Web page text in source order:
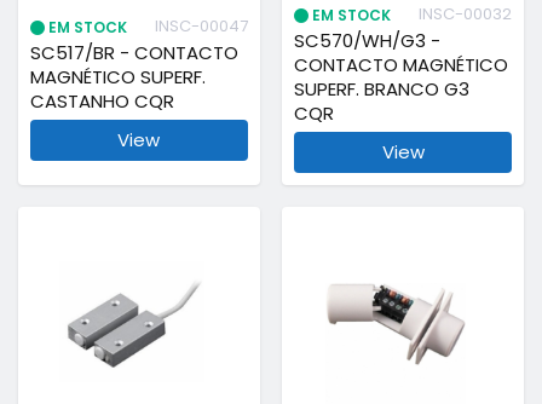
EM STOCK INSC-00047
SC517/BR - CONTACTO
MAGNÉTICO SUPERF.
CASTANHO CQR
View
EM STOCK INSC-00032
SC570/WH/G3 -
CONTACTO MAGNÉTICO
SUPERF. BRANCO G3
CQR
View